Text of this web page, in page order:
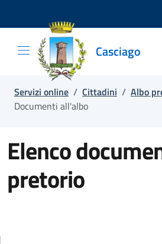
Salta e vai al contenuto
Salta e vai al footer
Casciago
Servizi online / Cittadini / Albo
Documenti all'albo
Elenco
pretorio